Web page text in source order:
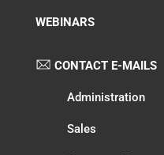
WEBINARS
CONTACT E-MAILS
Administration
Sales